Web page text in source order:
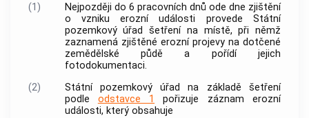
(1)
Nejpozději do 6 pracovních dnů ode dne zjištění
o vzniku erozní události provede Státní
pozemkový úřad šetření na místě, při němž
zaznamená zjištěné erozní projevy na dotčené
zemědělské půdě a pořídí jejich
fotodokumentaci.
(2)
Státní pozemkový úřad na základě šetření
podle odstavce 1
pořizuje záznam erozní
události, který obsahuje